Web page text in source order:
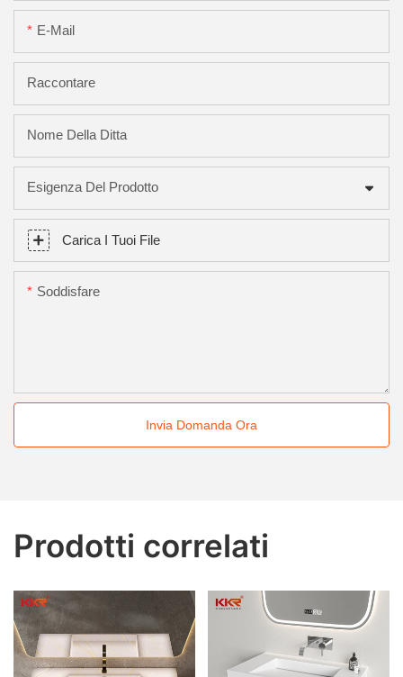
E-Mail
Raccontare
Nome Della Ditta
Esigenza Del Prodotto
Carica I Tuoi File
Soddisfare
Invia Domanda Ora
Prodotti correlati